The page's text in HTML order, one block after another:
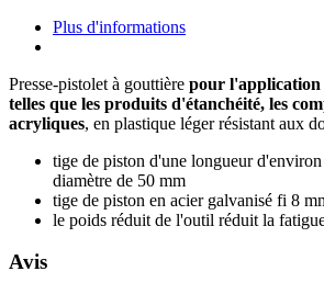
Plus d'informations
Presse-pistolet à gouttière pour l'application
telles que les produits d'étanchéité, les
acryliques, en plastique léger résistant aux
tige de piston d'une longueur
diamètre de 50 mm
tige de piston en acier galvanisé fi 8
le poids réduit de l'outil réduit la
Avis